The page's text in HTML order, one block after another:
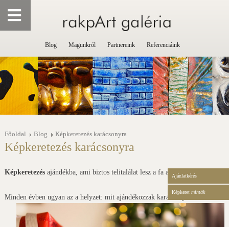
Blog Magunkról Partnereink Referenciáink
Ajánlatkérés
Képkeret minták
Főoldal Blog Képkeretezés karácsonyra
Képkeretezés karácsonyra
Képkeretezésajándékba, ami biztos telitalálat lesz a fa alatt!
Minden évben ugyan az a helyzet: mit ajándékozzak karácsonyra?